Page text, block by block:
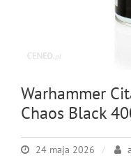
Warhammer
Chaos Black
24 maja 2026